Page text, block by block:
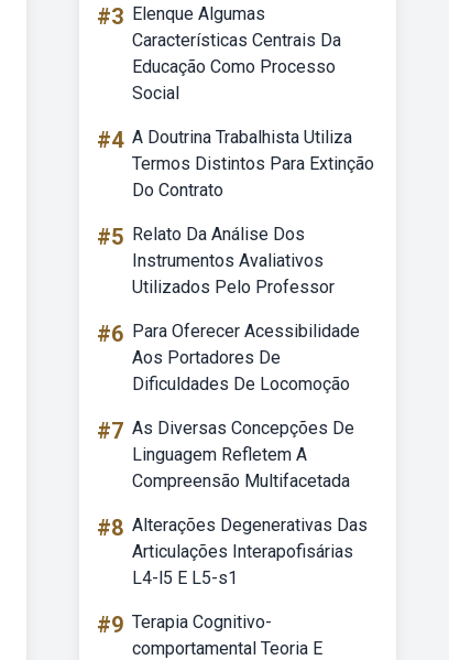
#3 Elenque Algumas
Características Centrais Da
Educação Como Processo
Social
#4 A Doutrina Trabalhista Utiliza
Termos Distintos Para Extinção
Do Contrato
#5 Relato Da Análise Dos
Instrumentos Avaliativos
Utilizados Pelo Professor
#6 Para Oferecer Acessibilidade
Aos Portadores De
Dificuldades De Locomoção
#7 As Diversas Concepções De
Linguagem Refletem A
Compreensão Multifacetada
#8 Alterações Degenerativas Das
Articulações Interapofisárias
L4-l5 E L5-s1
#9 Terapia Cognitivo-
comportamental Teoria E